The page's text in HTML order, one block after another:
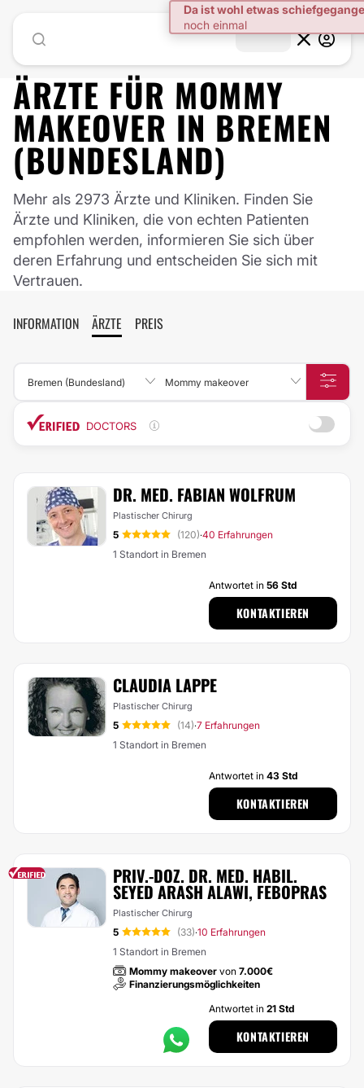
Da ist wohl etwas
noch einmal
ÄRZTE FÜR MOMMY
MAKEOVER IN BREMEN
(BUNDESLAND)
Mehr als 2973 Ärzte und Kliniken. Finden Sie
Ärzte und Kliniken, die von echten Patienten
empfohlen werden, informieren Sie sich über
deren Erfahrung und entscheiden Sie sich mit
Vertrauen.
INFORMATION ÄRZTE PREIS
Bremen (Bundesland) Mommy makeover
DOCTORS
DR. MED. FABIAN WOLFRUM
Plastischer Chirurg
5 (120)·40 Erfahrungen
1 Standort in Bremen
Antwortet in 56 Std
KONTAKTIEREN
CLAUDIA LAPPE
Plastischer Chirurg
5 (14)·7 Erfahrungen
1 Standort in Bremen
Antwortet in 43 Std
KONTAKTIEREN
PRIV.-DOZ. DR. MED. HABIL.
SEYED ARASH ALAWI, FEBOPRAS
Plastischer Chirurg
5 (33)·10 Erfahrungen
1 Standort in Bremen
Mommy makeover von 7.000€
Finanzierungsmöglichkeiten
Antwortet in 21 Std
KONTAKTIEREN